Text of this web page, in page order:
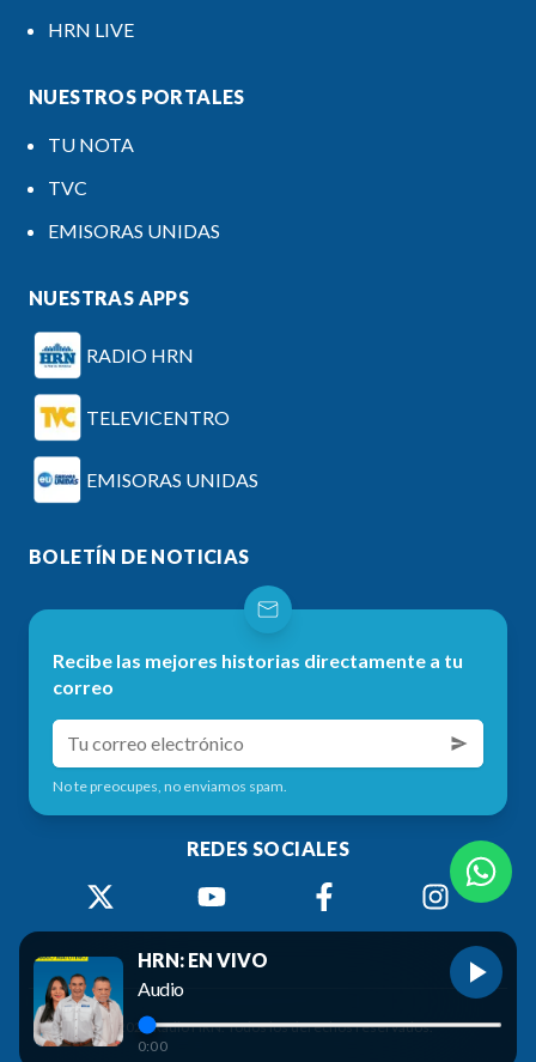
HRN LIVE
NUESTROS PORTALES
TU NOTA
TVC
EMISORAS UNIDAS
NUESTRAS APPS
RADIO HRN
TELEVICENTRO
EMISORAS UNIDAS
BOLETÍN DE NOTICIAS
Recibe las mejores historias directamente a tu
correo
No te preocupes, no enviamos spam.
REDES SOCIALES
2026 Radio HRN. Todos los derechos reservados.
HRN: EN VIVO
Audio
0:00